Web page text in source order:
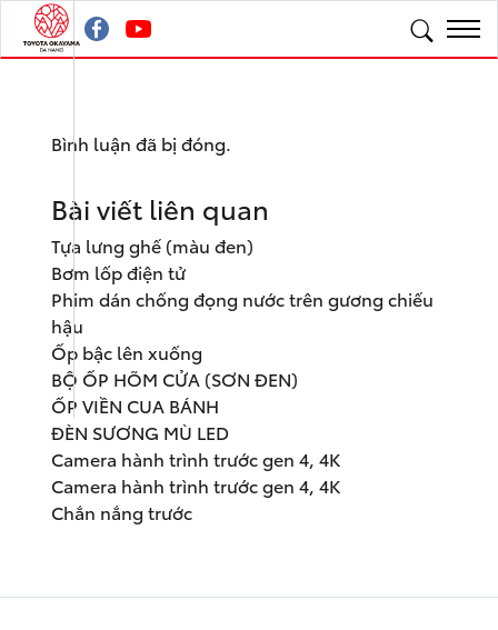
Bình luận đã bị đóng.
Bài viết liên quan
Tựa lưng ghế (màu đen)
Bơm lốp điện tử
Phim dán chống đọng nước trên gương chiếu
hậu
Ốp bậc lên xuống
BỘ ỐP HÕM CỬA (SƠN ĐEN)
ỐP VIỀN CUA BÁNH
ĐÈN SƯƠNG MÙ LED
Camera hành trình trước gen 4, 4K
Camera hành trình trước gen 4, 4K
Chắn nắng trước